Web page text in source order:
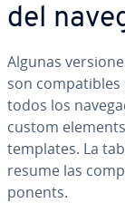
del
Algunas
son
todos los
custom
templates. La
resume las
po­ne­nts.